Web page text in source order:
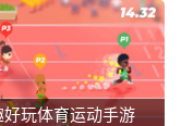
好玩体育运动手游